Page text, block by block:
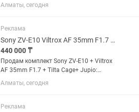
Thunderbolt 3 и Touch Bar.
8 ГБ оперативной памяти •...
Алматы, сегодня
Реклама
Sony ZV-E10 Viltrox AF 35mm F1.7 Tilta Cage Jupio зарядное устройство
440 000 ₸
Продам комплект Sony ZV-E10 + Viltrox
AF 35mm F1.7 + Tilta Cage+ Jupio:
зарядное устройство USB на 2
аккумулятора + 2 аккумулятора
для фото- и видеосъёмки....
Алматы, сегодня
Реклама